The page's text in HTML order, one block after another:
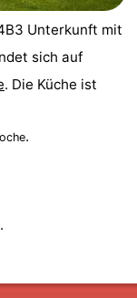
Unterkunft mit
sich auf
. Die Küche ist
.